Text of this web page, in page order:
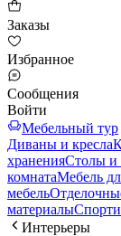
Заказы
Избранное
Сообщения
Войти
Мебельный тур
Диваны и кресла
храненияСтолы и
комнатаМебель
мебель
материалы
Интерьеры